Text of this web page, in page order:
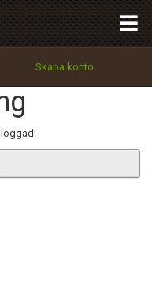
Skapa konto
Tillbaka till förstasidan